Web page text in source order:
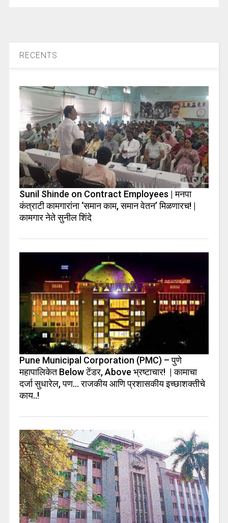
RECENTS
Sunil Shinde on Contract Employees | मनपा
कंत्राटी कामगारांना ‘समान काम, समान वेतन’ मिळणारच! |
कामगार नेते सुनील शिंदे
Pune Municipal Corporation (PMC) – पुणे
महापालिकेत Below टेंडर, Above भ्रष्टाचार! | कामाचा
दर्जा सुधारेल, पण… राजकीय आणि प्रशासकीय इच्छाशक्तीचे
काय..!